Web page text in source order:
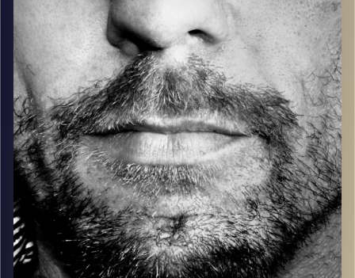
עם שמוליק רגב.
קרדיט תמונות: David Goehring